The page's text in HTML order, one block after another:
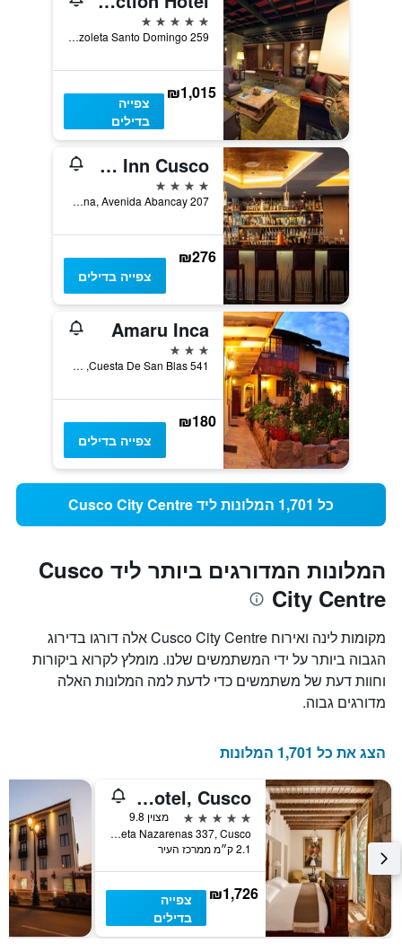
5 כוכבים
Plazoleta Santo Domingo 259, קוסקו, פרו
₪1,015
צפייה
בדילים
Hilton Garden Inn Cusco
4 כוכבים
Santa Ana, Avenida Abancay 207, קוסקו, פרו
₪276
צפייה בדילים
Amaru Inca
3 כוכבים
Cuesta De San Blas 541, קוסקו, פרו
₪180
צפייה בדילים
כל 1,701 המלונות ליד Cusco City Centre
המלונות המדורגים ביותר ליד Cusco
City Centre
מקומות לינה ואירוח Cusco City Centre אלה דורגו בדירוג
הגבוה ביותר על ידי המשתמשים שלנו. מומלץ לקרוא ביקורות
וחוות דעת של משתמשים כדי לדעת למה המלונות האלה
מדורגים גבוה.
הצג את כל 1,701 המלונות
Monasterio, A Belmond Hotel, Cusco
5 כוכבים
מצוין 9.8
Calle Plazoleta Nazarenas 337, Cusco, קוסקו, פרו
2.1 ק״מ ממרכז העיר
₪1,726
צפייה
בדילים